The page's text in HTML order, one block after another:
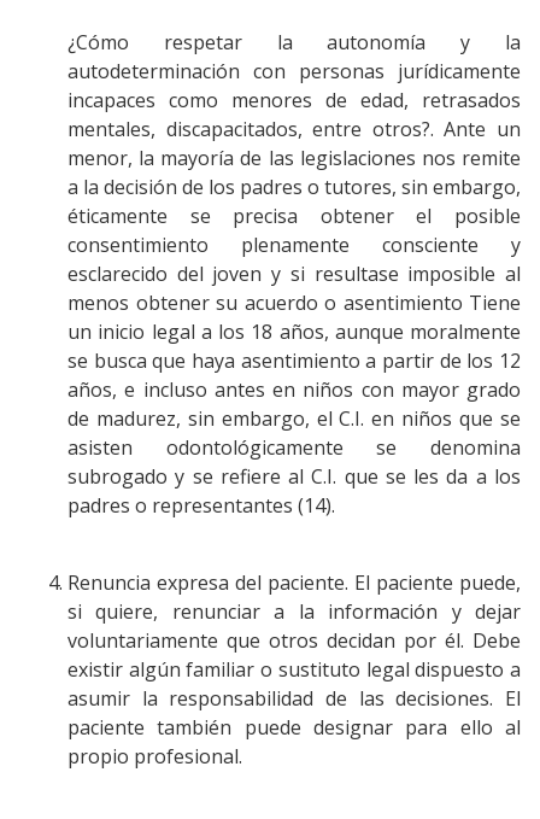
¿Cómo respetar la autonomía y la
autodeterminación con personas jurídicamente
incapaces como menores de edad, retrasados
mentales, discapacitados, entre otros?. Ante un
menor, la mayoría de las legislaciones nos remite
a la decisión de los padres o tutores, sin embargo,
éticamente se precisa obtener el posible
consentimiento plenamente consciente y
esclarecido del joven y si resultase imposible al
menos obtener su acuerdo o asentimiento Tiene
un inicio legal a los 18 años, aunque moralmente
se busca que haya asentimiento a partir de los 12
años, e incluso antes en niños con mayor grado
de madurez, sin embargo, el C.I. en niños que se
asisten odontológicamente se denomina
subrogado y se refiere al C.I. que se les da a los
padres o representantes (14).
Renuncia expresa del paciente. El paciente puede,
si quiere, renunciar a la información y dejar
voluntariamente que otros decidan por él. Debe
existir algún familiar o sustituto legal dispuesto a
asumir la responsabilidad de las decisiones. El
paciente también puede designar para ello al
propio profesional.